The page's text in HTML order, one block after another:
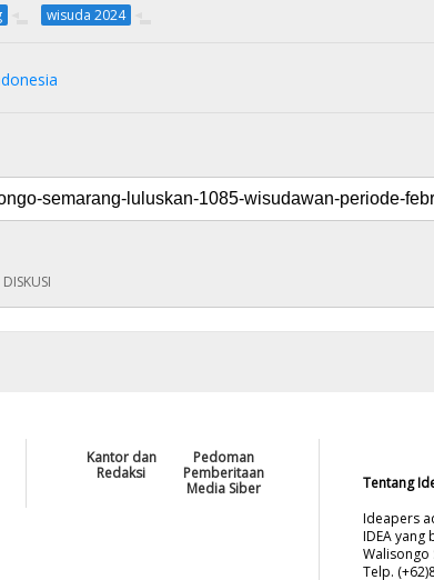
wisuda 2024
DISKUSI
Kantor dan
Redaksi
Pedoman
Pemberitaan
Media Siber
Tentang
Ideapers
IDEA yang
Walisongo
Telp.